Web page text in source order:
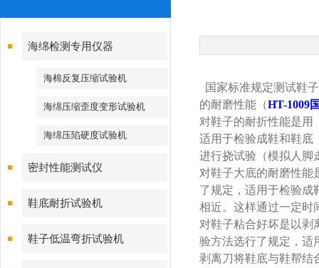
海绵检测专用仪器
海棉反复压缩试验机
海绵压缩歪度变形试验机
海绵压陷硬度试验机
密封性能测试仪
鞋底耐折试验机
鞋子低温弯折试验机
国家标准规定测试鞋
的耐磨性能（HT-1009
对鞋子的耐折性能是用
适用于检验成鞋和鞋底
进行挠试验（模拟人脚
对鞋子大底的耐磨性能
了规定，适用于检验成
相近。这样通过一定时
对鞋子粘合好坏是以剥
验方法选行了规定，适
剥离刀将鞋底与鞋帮结